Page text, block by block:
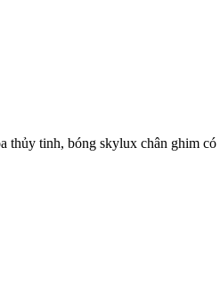
tinh, bóng skylux chân ghim